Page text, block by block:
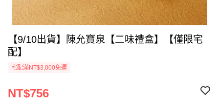
【9/10出貨】陳允寶泉【二味禮盒】【僅限宅
配】
宅配滿NT$3,000免運
NT$756